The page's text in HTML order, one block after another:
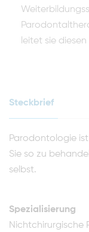
leitet sie
Steckbrief
Parodontologie ist
Sie so zu
selbst.
Spezialisierung
Nichtchirurgische